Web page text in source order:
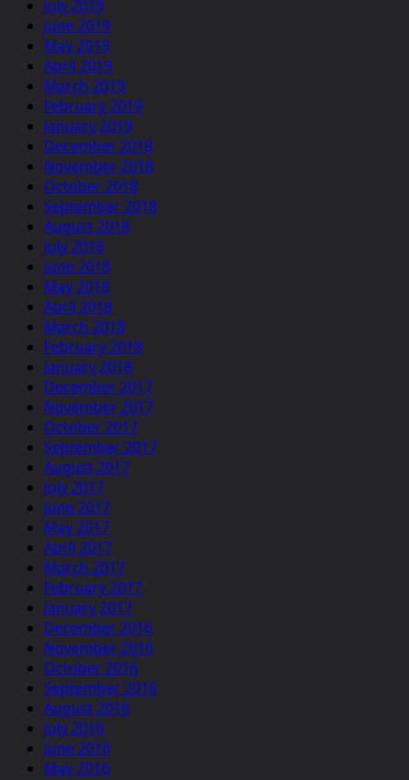
July 2019
June 2019
May 2019
April 2019
March 2019
February 2019
January 2019
December 2018
November 2018
October 2018
September 2018
August 2018
July 2018
June 2018
May 2018
April 2018
March 2018
February 2018
January 2018
December 2017
November 2017
October 2017
September 2017
August 2017
July 2017
June 2017
May 2017
April 2017
March 2017
February 2017
January 2017
December 2016
November 2016
October 2016
September 2016
August 2016
July 2016
June 2016
May 2016